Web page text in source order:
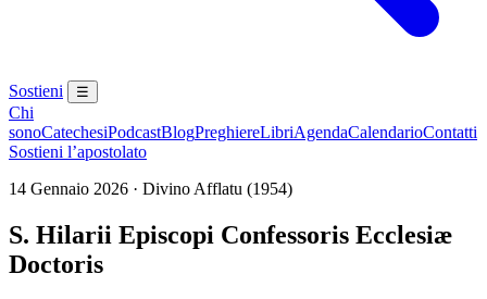
Sostieni ☰
Chi
sonoCatechesiPodcastBlogPreghiereLibriAgendaCalendarioContatti
Sostieni l’apostolato
14 Gennaio 2026 · Divino Afflatu (1954)
S. Hilarii Episcopi Confessoris Ecclesiæ
Doctoris